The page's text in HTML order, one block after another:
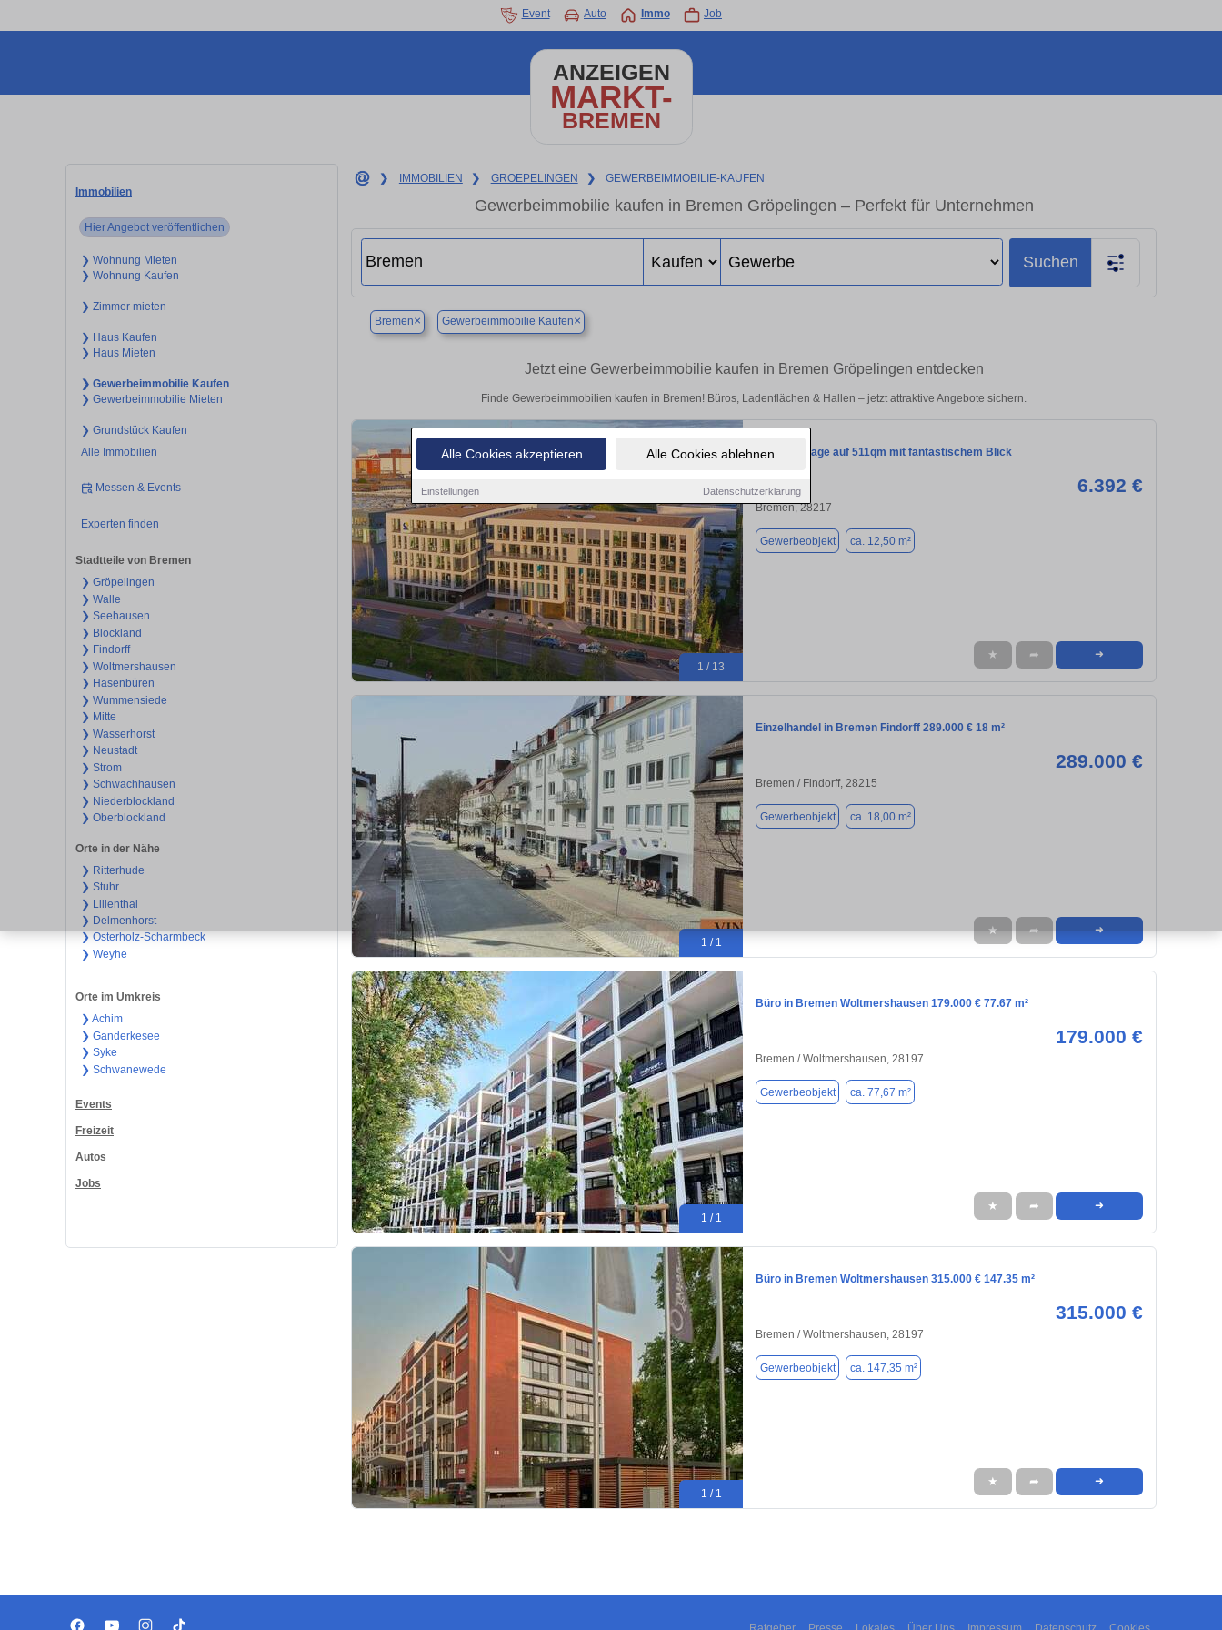
Alle Cookies akzeptieren Alle Cookies ablehnen
Einstellungen Datenschutzerklärung
Event Auto Immo Job
ANZEIGEN
MARKT-
BREMEN
Immobilien
Hier Angebot veröffentlichen
❯ Wohnung Mieten
❯ Wohnung Kaufen
❯ Zimmer mieten
❯ Haus Kaufen
❯ Haus Mieten
❯ Gewerbeimmobilie Kaufen
❯ Gewerbeimmobilie Mieten
❯ Grundstück Kaufen
Alle Immobilien
Messen & Events
Experten finden
Stadtteile von Bremen
❯ Gröpelingen
❯ Walle
❯ Seehausen
❯ Blockland
❯ Findorff
❯ Woltmershausen
❯ Hasenbüren
❯ Wummensiede
❯ Mitte
❯ Wasserhorst
❯ Neustadt
❯ Strom
❯ Schwachhausen
❯ Niederblockland
❯ Oberblockland
Orte in der Nähe
❯ Ritterhude
❯ Stuhr
❯ Lilienthal
❯ Delmenhorst
❯ Osterholz-Scharmbeck
❯ Weyhe
Orte im Umkreis
❯ Achim
❯ Ganderkesee
❯ Syke
❯ Schwanewede
Events
Freizeit
Autos
Jobs
❯ IMMOBILIEN ❯ GROEPELINGEN ❯ GEWERBEIMMOBILIE-KAUFEN
Gewerbeimmobilie kaufen in Bremen Gröpelingen – Perfekt für Unternehmen
Suchen
Bremen× Gewerbeimmobilie Kaufen×
Jetzt eine Gewerbeimmobilie kaufen in Bremen Gröpelingen entdecken
Finde Gewerbeimmobilien kaufen in Bremen! Büros, Ladenflächen & Hallen – jetzt attraktive Angebote sichern.
1 / 13
Oberste Etage auf 511qm mit fantastischem Blick
6.392 €
Bremen, 28217
Gewerbeobjekt ca. 12,50 m²
★ ➦ ➜
1 / 1
Einzelhandel in Bremen Findorff 289.000 € 18 m²
289.000 €
Bremen / Findorff, 28215
Gewerbeobjekt ca. 18,00 m²
★ ➦ ➜
1 / 1
Büro in Bremen Woltmershausen 179.000 € 77.67 m²
179.000 €
Bremen / Woltmershausen, 28197
Gewerbeobjekt ca. 77,67 m²
★ ➦ ➜
1 / 1
Büro in Bremen Woltmershausen 315.000 € 147.35 m²
315.000 €
Bremen / Woltmershausen, 28197
Gewerbeobjekt ca. 147,35 m²
★ ➦ ➜